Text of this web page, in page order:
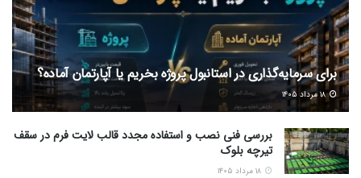
برای سرمایه‌گذاری در استانبول پروژه بخریم یا آپارتمان آماده؟
۱۸ مرداد ۱۴۰۵
بررسی فنی نصب و استفاده مجدد قالب لایت فرم در سقف
تیرچه بلوک